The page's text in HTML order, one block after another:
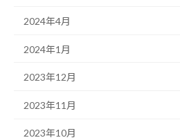
2024年4月
2024年1月
2023年12月
2023年11月
2023年10月